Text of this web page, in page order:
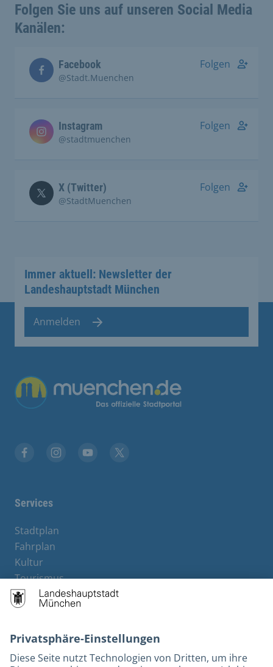
Folgen Sie uns auf unseren Social Media
Kanälen:
Facebook
@Stadt.Muenchen
Folgen
Instagram
@stadtmuenchen
Folgen
X (Twitter)
@StadtMuenchen
Folgen
Immer aktuell: Newsletter der
Landeshauptstadt München
Anmelden
Übergreifende Links
Services
Stadtplan
Fahrplan
Kultur
Tourismus
M-Strom
Bürgerservice